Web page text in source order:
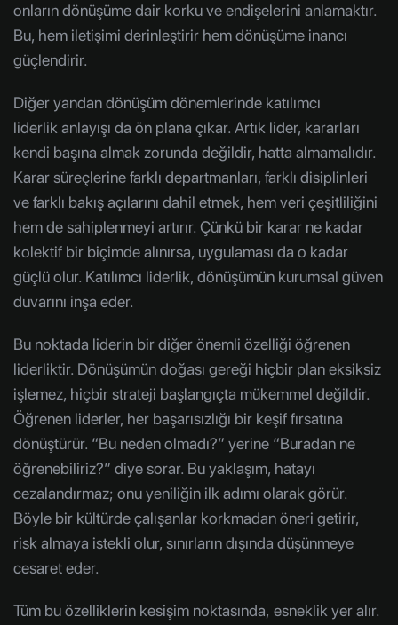
onların dönüşüme dair korku ve endişelerini anlamaktır.
Bu, hem iletişimi derinleştirir hem dönüşüme inancı
güçlendirir.
Diğer yandan dönüşüm dönemlerinde katılımcı
liderlik anlayışı da ön plana çıkar. Artık lider, kararları
kendi başına almak zorunda değildir, hatta almamalıdır.
Karar süreçlerine farklı departmanları, farklı disiplinleri
ve farklı bakış açılarını dahil etmek, hem veri çeşitliliğini
hem de sahiplenmeyi artırır. Çünkü bir karar ne kadar
kolektif bir biçimde alınırsa, uygulaması da o kadar
güçlü olur. Katılımcı liderlik, dönüşümün kurumsal güven
duvarını inşa eder.
Bu noktada liderin bir diğer önemli özelliği öğrenen
liderliktir. Dönüşümün doğası gereği hiçbir plan eksiksiz
işlemez, hiçbir strateji başlangıçta mükemmel değildir.
Öğrenen liderler, her başarısızlığı bir keşif fırsatına
dönüştürür. “Bu neden olmadı?” yerine “Buradan ne
öğrenebiliriz?” diye sorar. Bu yaklaşım, hatayı
cezalandırmaz; onu yeniliğin ilk adımı olarak görür.
Böyle bir kültürde çalışanlar korkmadan öneri getirir,
risk almaya istekli olur, sınırların dışında düşünmeye
cesaret eder.
Tüm bu özelliklerin kesişim noktasında, esneklik yer alır.